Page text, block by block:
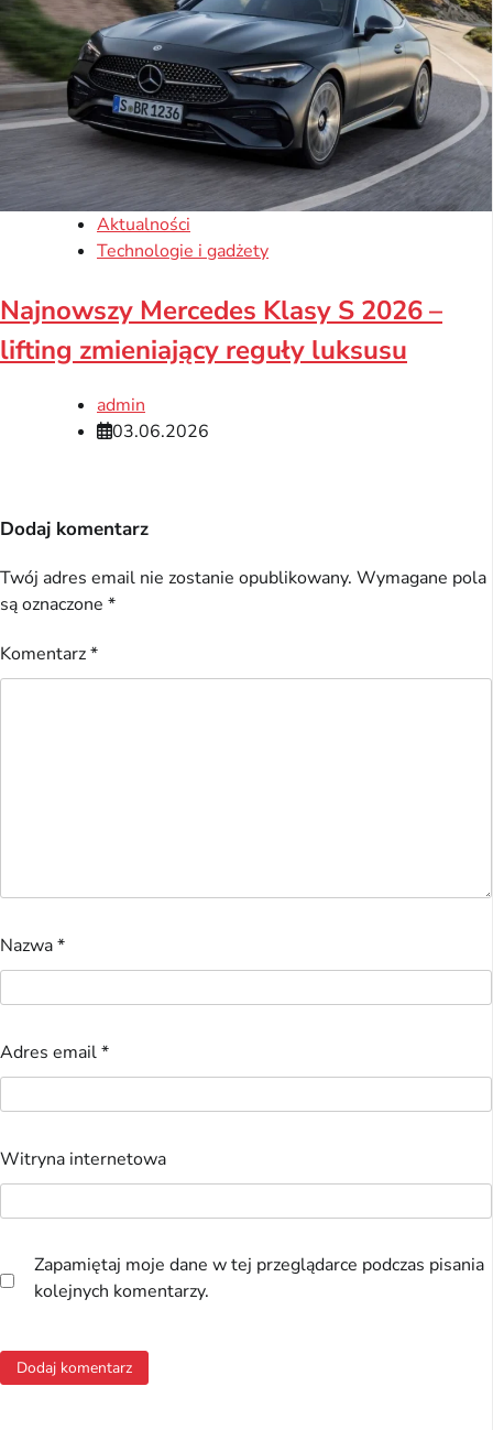
Aktualności
Technologie i gadżety
Najnowszy Mercedes Klasy S 2026 –
lifting zmieniający reguły luksusu
admin
03.06.2026
Dodaj komentarz
Twój adres email nie zostanie opublikowany. Wymagane pola
są oznaczone *
Komentarz*
Nazwa*
Adres email*
Witryna internetowa
Zapamiętaj moje dane w tej przeglądarce podczas pisania
kolejnych komentarzy.